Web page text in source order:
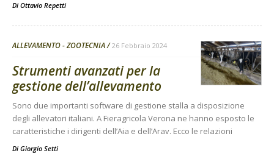
Di Ottavio Repetti
ALLEVAMENTO - ZOOTECNIA 26 Febbraio 2024
Strumenti avanzati per la
gestione dell’allevamento
Sono due importanti software di gestione stalla a disposizione
degli allevatori italiani. A Fieragricola Verona ne hanno esposto le
caratteristiche i dirigenti dell’Aia e dell’Arav. Ecco le relazioni
Di Giorgio Setti